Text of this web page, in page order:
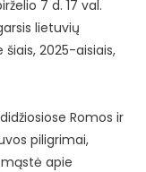
7 d. 17 val.
lietuvių
2025-aisiais,
Romos ir
piligrimai,
mąstė apie